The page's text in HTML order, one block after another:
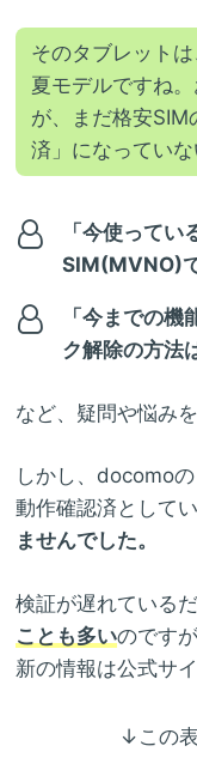
そのタブレット
夏モデルですね
が、まだ格安
済」になっていな
「今使って
SIM(MVNO)
「今までの
ク解除の方法
など、疑問や悩み
しかし、docomo
動作確認済として
ませんでした。
検証が遅れているだ
ことも多いのです
新の情報は公式サ
↓この